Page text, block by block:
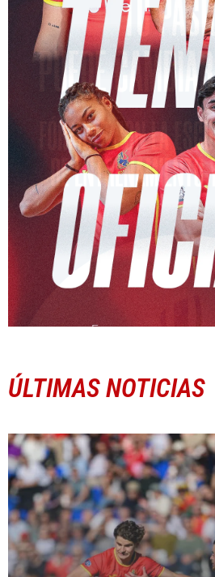
ÚLTIMAS NOTICIAS